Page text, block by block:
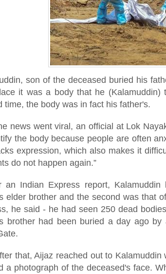
son of the deceased buried his
it was a body that he
time, the body was in fact his father's.
news went viral, an official at Lok
the body because people are often
expression, which also makes it
do not happen again.”
an Indian Express report,
elder brother and the second was that
he said - he had seen 250 dead
brother had been buried a day ago
that, Aijaz reached out to
a photograph of the deceased's face.